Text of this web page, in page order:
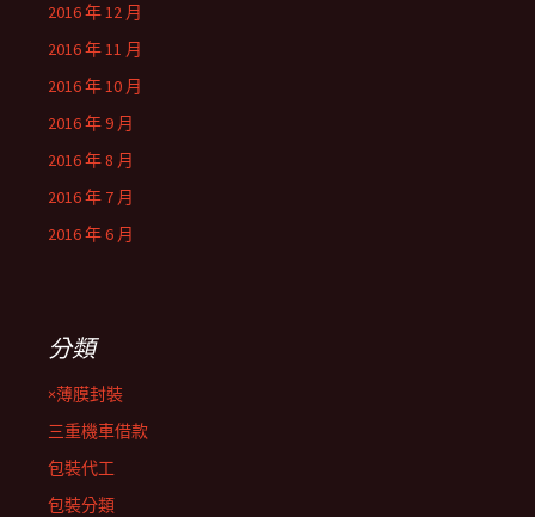
2016 年 12 月
2016 年 11 月
2016 年 10 月
2016 年 9 月
2016 年 8 月
2016 年 7 月
2016 年 6 月
分類
×薄膜封裝
三重機車借款
包裝代工
包裝分類